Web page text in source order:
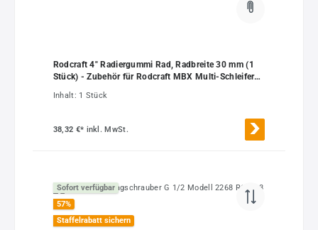
Rodcraft 4" Radiergummi Rad, Radbreite 30 mm (1
Stück) - Zubehör für Rodcraft MBX Multi-Schleifer
Inhalt: 1 Stück
38,32 €* inkl. MwSt.
Sofort verfügbar
57%
Staffelrabatt sichern